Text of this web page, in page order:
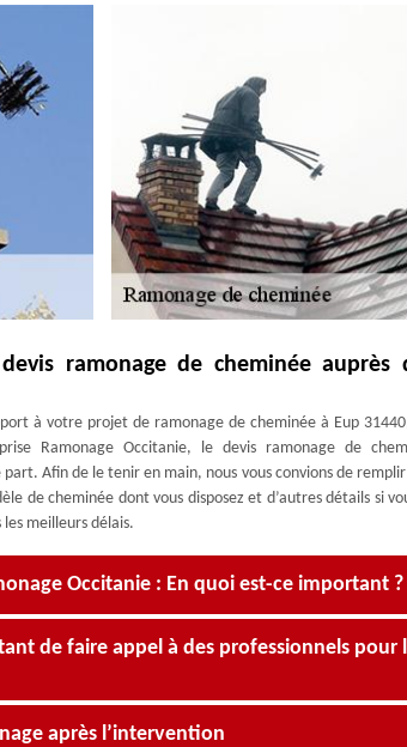
ramonage de cheminée auprès
à votre projet de ramonage de cheminée à Eup
Ramonage Occitanie, le devis ramonage de
Afin de le tenir en main, nous vous convions de
de cheminée dont vous disposez et d’autres détails si
meilleurs délais.
Occitanie : En quoi est-ce important ?
de faire appel à des professionnels pour
après l’intervention